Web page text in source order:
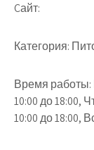
Cайт:
Категория:
Время работы:
10:00 до 18:00,
10:00 до 18:00,